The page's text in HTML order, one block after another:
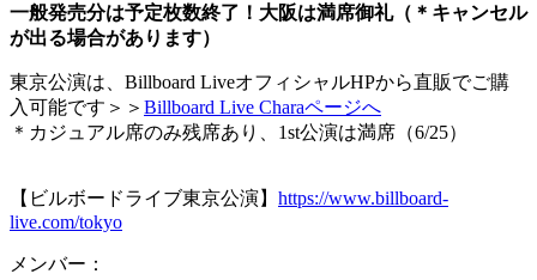
一般発売分は予定枚数終了！大阪は満席御礼（＊キャンセル
が出る場合があります）
東京公演は、Billboard LiveオフィシャルHPから直販でご購
入可能です ＞＞ Billboard Live Charaページへ
＊カジュアル席のみ残席あり、1st公演は満席（6/25）
【ビルボードライブ東京公演】 https://www.billboard-
live.com/tokyo
メンバー：